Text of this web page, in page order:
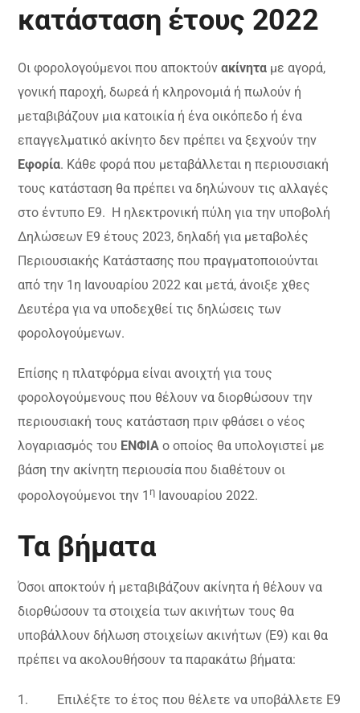
κατάσταση έτους 2022
Οι φορολογούμενοι που αποκτούνακίνητα με αγορά,
γονική παροχή, δωρεά ή κληρονομιά ή πωλούν ή
μεταβιβάζουν μια κατοικία ή ένα οικόπεδο ή ένα
επαγγελματικό ακίνητο δεν πρέπει να ξεχνούν την
Εφορία. Κάθε φορά που μεταβάλλεται η περιουσιακή
τους κατάσταση θα πρέπει να δηλώνουν τις αλλαγές
στο έντυπο Ε9. Η ηλεκτρονική πύλη για την υποβολή
Δηλώσεων Ε9 έτους 2023, δηλαδή για μεταβολές
Περιουσιακής Κατάστασης που πραγματοποιούνται
από την 1η Ιανουαρίου 2022 και μετά, άνοιξε χθες
Δευτέρα για να υποδεχθεί τις δηλώσεις των
φορολογούμενων.
Επίσης η πλατφόρμα είναι ανοιχτή για τους
φορολογούμενους που θέλουν να διορθώσουν την
περιουσιακή τους κατάσταση πριν φθάσει ο νέος
λογαριασμός του ΕΝΦΙΑ ο οποίος θα υπολογιστεί με
βάση την ακίνητη περιουσία που διαθέτουν οι
φορολογούμενοι την 1 η Ιανουαρίου 2022.
Τα βήματα
Όσοι αποκτούν ή μεταβιβάζουν ακίνητα ή θέλουν να
διορθώσουν τα στοιχεία των ακινήτων τους θα
υποβάλλουν δήλωση στοιχείων ακινήτων (Ε9) και θα
πρέπει να ακολουθήσουν τα παρακάτω βήματα:
1. Επιλέξτε το έτος που θέλετε να υποβάλλετε Ε9